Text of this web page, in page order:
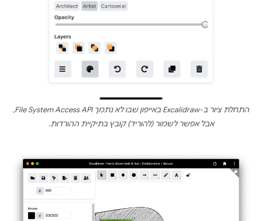
התחלת ציור ב-Excalidraw באייפון שבו לא נתמך File System Access API,
אבל אפשר לשמור (להוריד) קובץ בתיקיית ההורדות.